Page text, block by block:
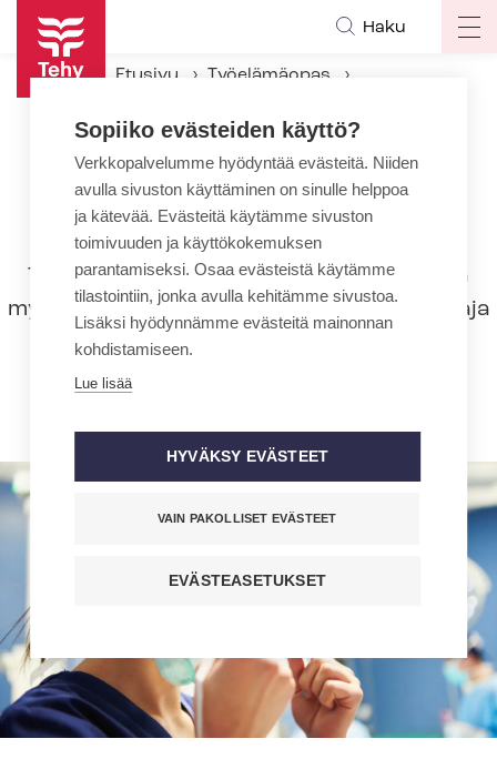
Hyppää
pääsisältöön
Haku
Etusivu
Työelämäopas
Lomautuksen aikana työskenteleminen
Lomautuksen aikana
työskenteleminen
Työntekijällä on oikeus ansaita elantonsa
myös lomautuksen aikana. Koska työnantaja
ei maksa lomautuksen ajalta palkkaa,
työntekijälle voi syntyä tarve hakeutua
Sopiiko evästeiden käyttö?
Verkkopalvelumme hyödyntää evästeitä. Niiden
avulla sivuston käyttäminen on sinulle helppoa
ja kätevää. Evästeitä käytämme sivuston
toimivuuden ja käyttökokemuksen
parantamiseksi. Osaa evästeistä käytämme
tilastointiin, jonka avulla kehitämme sivustoa.
Lisäksi hyödynnämme evästeitä mainonnan
kohdistamiseen.
Lue lisää
HYVÄKSY EVÄSTEET
VAIN PAKOLLISET EVÄSTEET
EVÄSTEASETUKSET